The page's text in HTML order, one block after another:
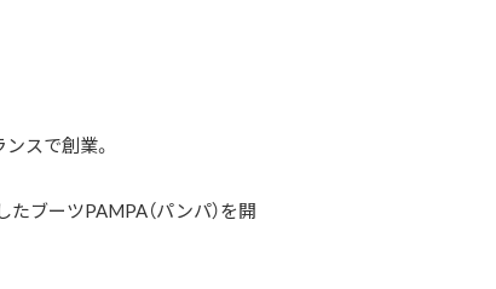
スで創業。
ブーツPAMPA（パンパ）を開